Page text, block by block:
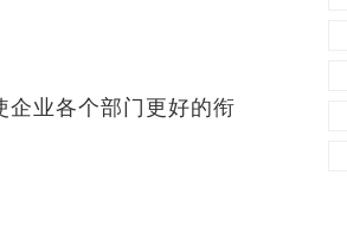
业各个部门更好的衔